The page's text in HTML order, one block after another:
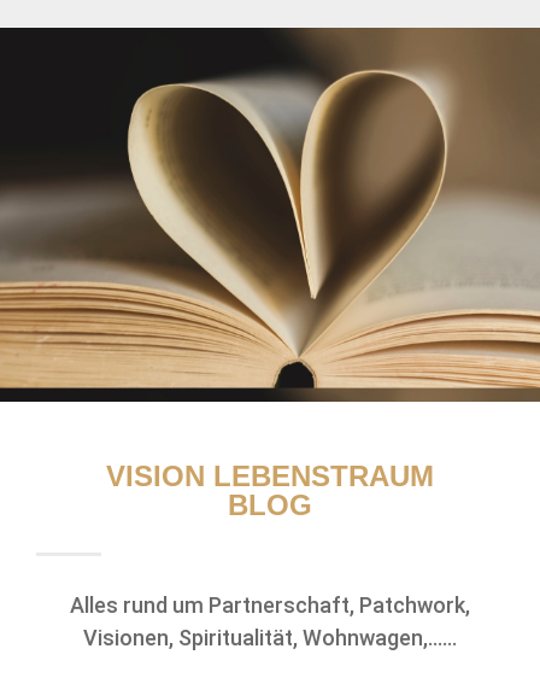
VISION LEBENSTRAUM
BLOG
Alles rund um Partnerschaft, Patchwork,
Visionen, Spiritualität, Wohnwagen,……